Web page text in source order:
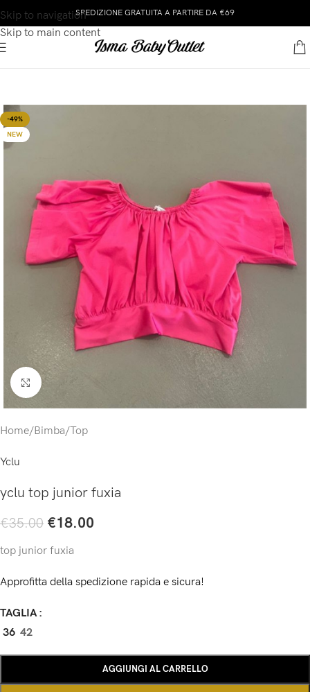
Skip to navigation
Skip to main content
SPEDIZIONE GRATUITA A PARTIRE DA €69
-49%
NEW
Click to enlarge
Home/Bimba/Top
Yclu
yclu top junior fuxia
€35.00 €18.00
top junior fuxia
Approfitta della spedizione rapida e sicura!
TAGLIA
36 42
AGGIUNGI AL CARRELLO